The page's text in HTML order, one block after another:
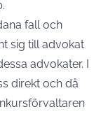
fall och
sig till advokat
advokater. I
direkt och då